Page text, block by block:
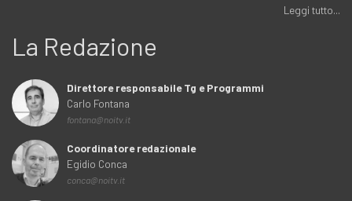
Leggi tutto...
La Redazione
Direttore responsabile Tg e Programmi
Carlo Fontana
fontana@noitv.it
Coordinatore redazionale
Egidio Conca
conca@noitv.it